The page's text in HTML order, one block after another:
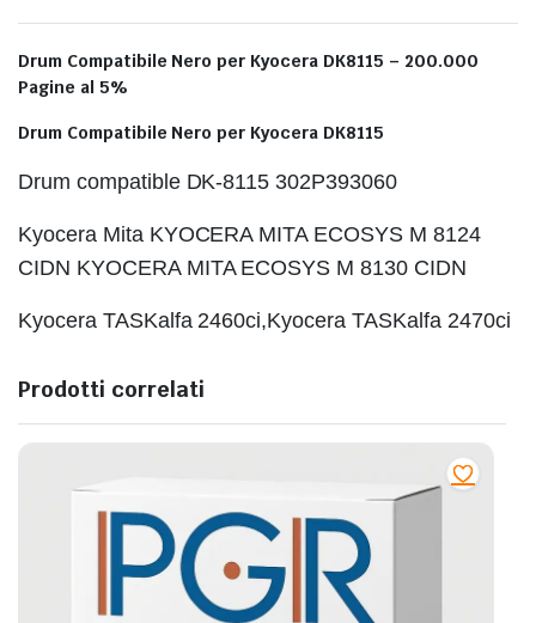
Drum Compatibile Nero per Kyocera DK8115 – 200.000
Pagine al 5%
Drum Compatibile Nero per Kyocera DK8115
Drum compatible DK-8115 302P393060
Kyocera Mita KYOCERA MITA ECOSYS M 8124
CIDN KYOCERA MITA ECOSYS M 8130 CIDN
Kyocera TASKalfa 2460ci,Kyocera TASKalfa 2470ci
Prodotti correlati